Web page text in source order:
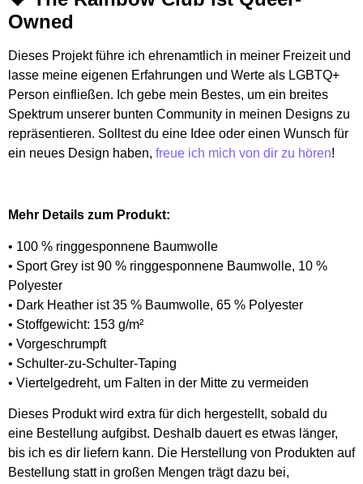
Owned
Dieses Projekt führe ich ehrenamtlich in meiner Freizeit und
lasse meine eigenen Erfahrungen und Werte als LGBTQ+
Person einfließen. Ich gebe mein Bestes, um ein breites
Spektrum unserer bunten Community in meinen Designs zu
repräsentieren. Solltest du eine Idee oder einen Wunsch für
ein neues Design haben, freue ich mich von dir zu hören!
Mehr Details zum Produkt:
• 100 % ringgesponnene Baumwolle
• Sport Grey ist 90 % ringgesponnene Baumwolle, 10 %
Polyester
• Dark Heather ist 35 % Baumwolle, 65 % Polyester
• Stoffgewicht: 153 g/m²
• Vorgeschrumpft
• Schulter-zu-Schulter-Taping
• Viertelgedreht, um Falten in der Mitte zu vermeiden
Dieses Produkt wird extra für dich hergestellt, sobald du
eine Bestellung aufgibst. Deshalb dauert es etwas länger,
bis ich es dir liefern kann. Die Herstellung von Produkten auf
Bestellung statt in großen Mengen trägt dazu bei,